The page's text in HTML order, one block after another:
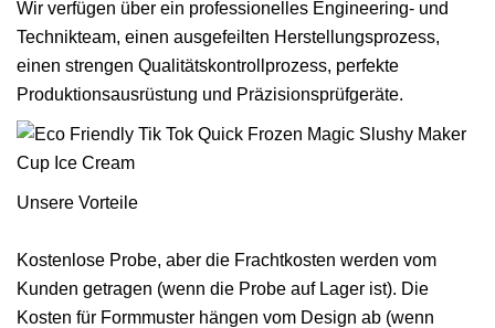
Wir verfügen über ein professionelles Engineering- und
Technikteam, einen ausgefeilten Herstellungsprozess,
einen strengen Qualitätskontrollprozess, perfekte
Produktionsausrüstung und Präzisionsprüfgeräte.
Unsere Vorteile
Kostenlose Probe, aber die Frachtkosten werden vom
Kunden getragen (wenn die Probe auf Lager ist). Die
Kosten für Formmuster hängen vom Design ab (wenn